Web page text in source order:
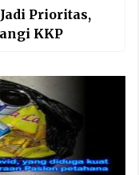
Prioritas,
KKP